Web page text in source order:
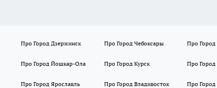
Про Город Дзержинск Про Город Чебоксары Про Город
Про Город Йошкар-Ола Про Город Курск Про
Про Город Ярославль Про Город Владивосток Про Город